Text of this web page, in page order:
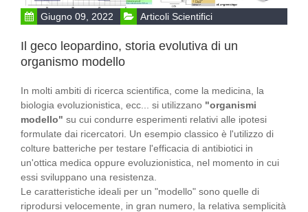
Giugno 09, 2022 Articoli Scientifici
Il geco leopardino, storia evolutiva di un
organismo modello
In molti ambiti di ricerca scientifica, come la medicina, la
biologia evoluzionistica, ecc... si utilizzano "organismi
modello" su cui condurre esperimenti relativi alle ipotesi
formulate dai ricercatori. Un esempio classico è l'utilizzo di
colture batteriche per testare l'efficacia di antibiotici in
un'ottica medica oppure evoluzionistica, nel momento in cui
essi sviluppano una resistenza.
Le caratteristiche ideali per un "modello" sono quelle di
riprodursi velocemente, in gran numero, la relativa semplicità